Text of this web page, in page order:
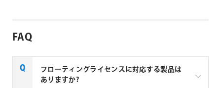
FAQ
フローティングライセンスに対応する製品は
ありますか?